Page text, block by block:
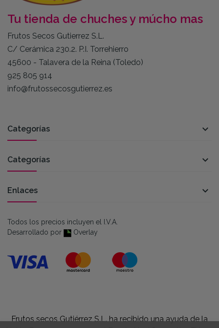
Tu tienda de chuches y múcho mas
Frutos Secos Gutierrez S.L.
C/ Cerámica 230.2. P.I. Torrehierro
45600 - Talavera de la Reina (Toledo)
925 805 914
info@frutossecosgutierrez.es
Categorías 
Categorías 
Enlaces 
Todos los precios incluyen el I.V.A.
Desarrollado por
Overlay
Frutos secos Gutiérrez S.L. ha recibido una ayuda de la